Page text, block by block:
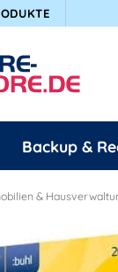
Backup &
&